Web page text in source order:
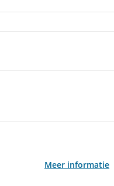
Meer informatie